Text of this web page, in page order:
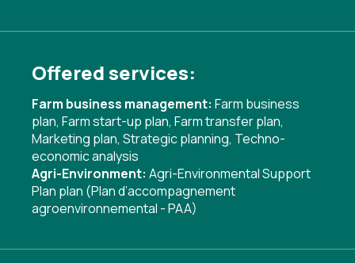
Offered services:
Farm business management: Farm business
plan, Farm start-up plan, Farm transfer plan,
Marketing plan, Strategic planning, Techno-
economic analysis
Agri-Environment: Agri-Environmental Support
Plan plan (Plan d’accompagnement
agroenvironnemental - PAA)